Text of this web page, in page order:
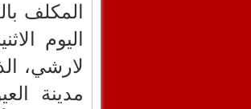
المكلف
اليوم
لارشي،
مدينة